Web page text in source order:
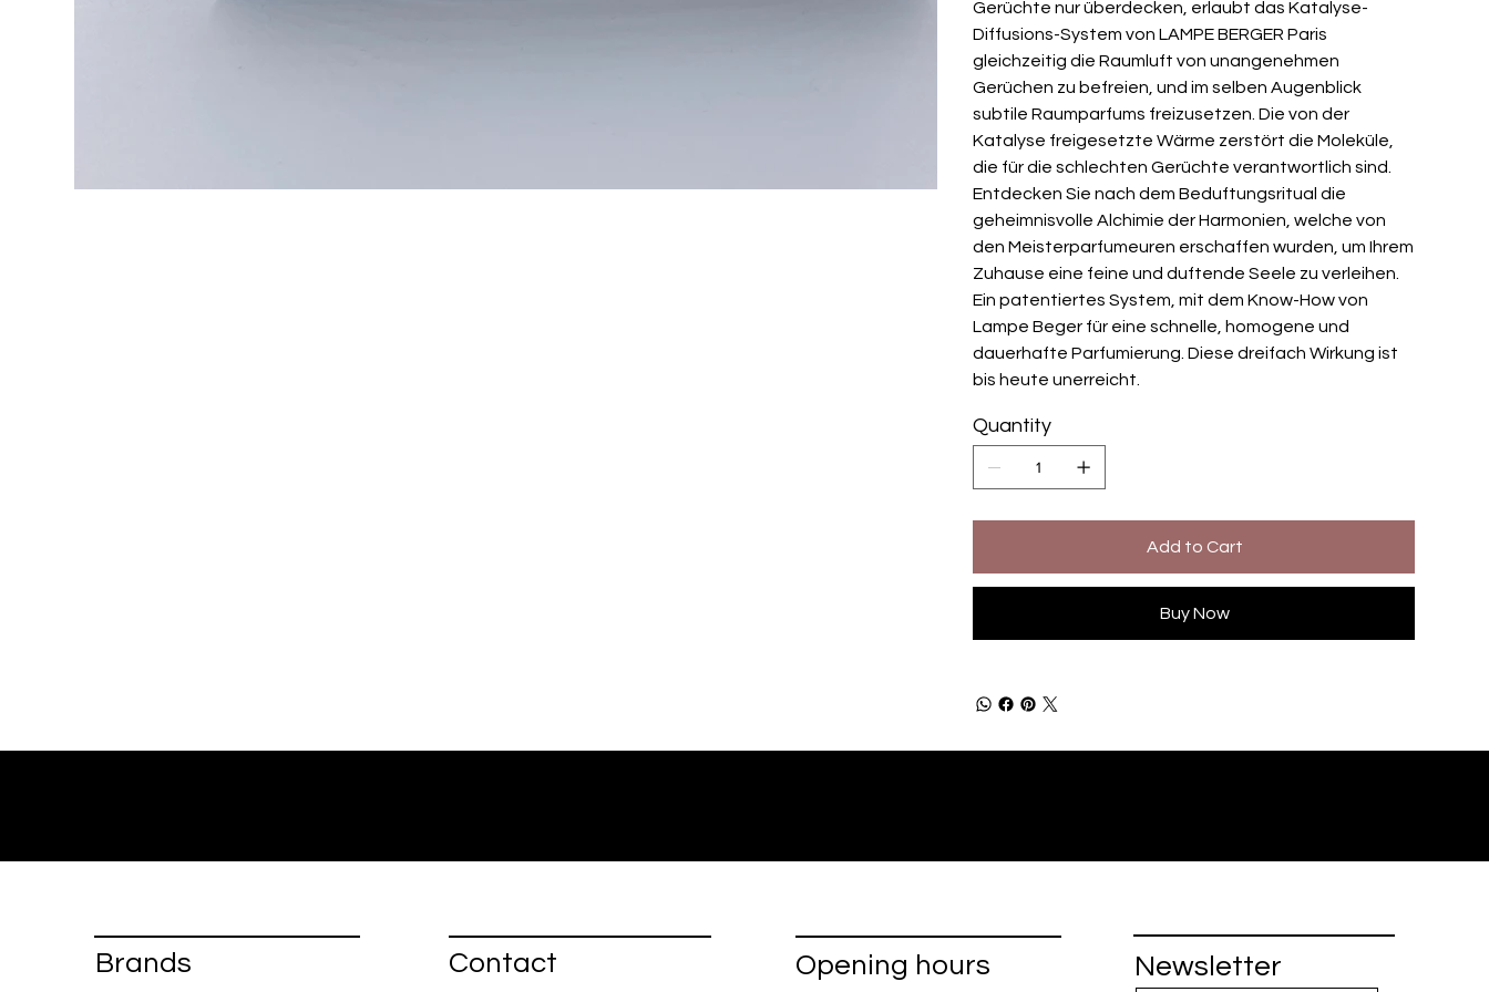
Gerüchte nur überdecken, erlaubt das Katalyse-
Diffusions-System von LAMPE BERGER Paris
gleichzeitig die Raumluft von unangenehmen
Gerüchen zu befreien, und im selben Augenblick
subtile Raumparfums freizusetzen. Die von der
Katalyse freigesetzte Wärme zerstört die Moleküle,
die für die schlechten Gerüchte verantwortlich sind.
Entdecken Sie nach dem Beduftungsritual die
geheimnisvolle Alchimie der Harmonien, welche von
den Meisterparfumeuren erschaffen wurden, um Ihrem
Zuhause eine feine und duftende Seele zu verleihen.
Ein patentiertes System, mit dem Know-How von
Lampe Beger für eine schnelle, homogene und
dauerhafte Parfumierung. Diese dreifach Wirkung ist
bis heute unerreicht.
Quantity
Add to Cart
Buy Now
Brands Contact Opening hours Newsletter